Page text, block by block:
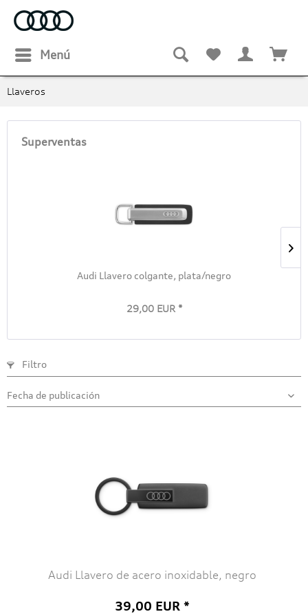
Menú
Llaveros
Superventas
Audi Llavero colgante, plata/negro
29,00 EUR *
Filtro
Audi Llavero de acero inoxidable, negro
39,00 EUR *